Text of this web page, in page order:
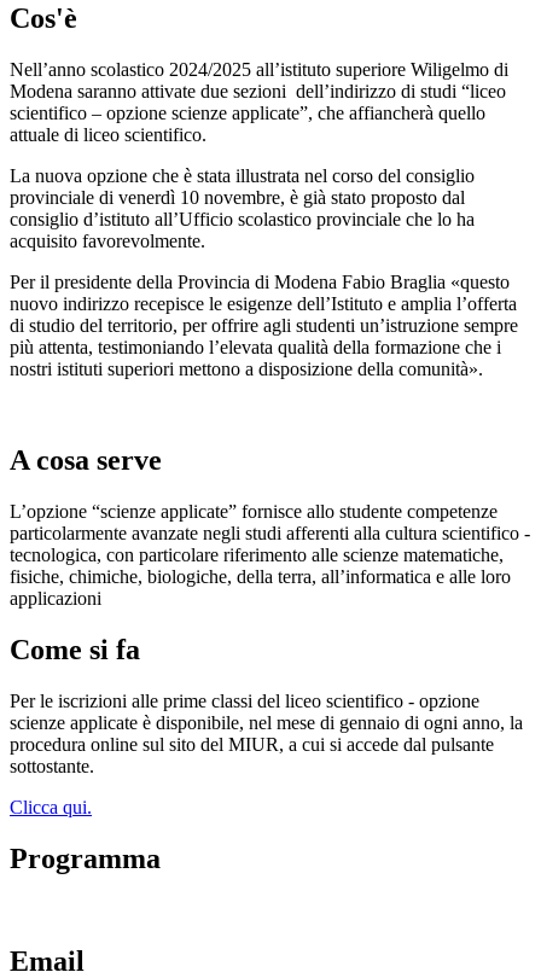
Cos'è
Nell’anno scolastico 2024/2025 all’istituto superiore Wiligelmo di
Modena saranno attivate due sezioni dell’indirizzo di studi “liceo
scientifico – opzione scienze applicate”, che affiancherà quello
attuale di liceo scientifico.
La nuova opzione che è stata illustrata nel corso del consiglio
provinciale di venerdì 10 novembre, è già stato proposto dal
consiglio d’istituto all’Ufficio scolastico provinciale che lo ha
acquisito favorevolmente.
Per il presidente della Provincia di Modena Fabio Braglia «questo
nuovo indirizzo recepisce le esigenze dell’Istituto e amplia l’offerta
di studio del territorio, per offrire agli studenti un’istruzione sempre
più attenta, testimoniando l’elevata qualità della formazione che i
nostri istituti superiori mettono a disposizione della comunità».
A cosa serve
L’opzione “scienze applicate” fornisce allo studente competenze
particolarmente avanzate negli studi afferenti alla cultura scientifico -
tecnologica, con particolare riferimento alle scienze matematiche,
fisiche, chimiche, biologiche, della terra, all’informatica e alle loro
applicazioni
Come si fa
Per le iscrizioni alle prime classi del liceo scientifico - opzione
scienze applicate è disponibile, nel mese di gennaio di ogni anno, la
procedura online sul sito del MIUR, a cui si accede dal pulsante
sottostante.
Clicca qui.
Programma
Email